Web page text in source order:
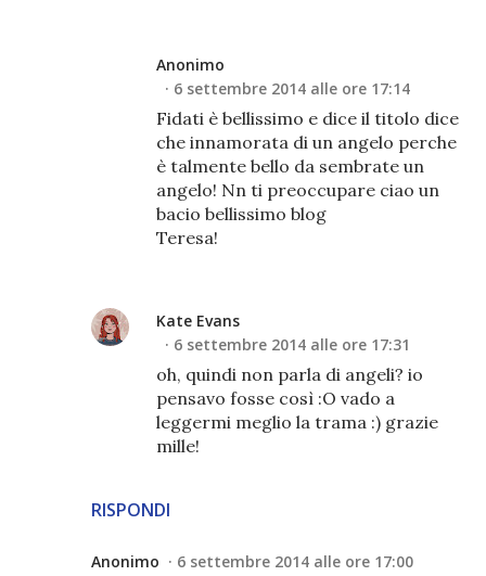
RISPONDI
Anonimo
6 settembre 2014 alle ore 17:14
Fidati è bellissimo e dice il titolo dice
che innamorata di un angelo perche
è talmente bello da sembrate un
angelo! Nn ti preoccupare ciao un
bacio bellissimo blog
Teresa!
Kate Evans
6 settembre 2014 alle ore 17:31
oh, quindi non parla di angeli? io
pensavo fosse così :O vado a
leggermi meglio la trama :) grazie
mille!
Anonimo 6 settembre 2014 alle ore 17:00